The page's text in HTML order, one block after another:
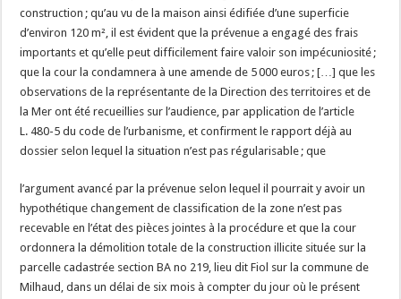
construction ; qu’au vu de la maison ainsi édifiée d’une superficie
d’environ 120 m², il est évident que la prévenue a engagé des frais
importants et qu’elle peut difficilement faire valoir son impécuniosité ;
que la cour la condamnera à une amende de 5 000 euros ; […] que les
observations de la représentante de la Direction des territoires et de
la Mer ont été recueillies sur l’audience, par application de l’article
L. 480-5 du code de l’urbanisme, et confirment le rapport déjà au
dossier selon lequel la situation n’est pas régularisable ; que
l’argument avancé par la prévenue selon lequel il pourrait y avoir un
hypothétique changement de classification de la zone n’est pas
recevable en l’état des pièces jointes à la procédure et que la cour
ordonnera la démolition totale de la construction illicite située sur la
parcelle cadastrée section BA no 219, lieu dit Fiol sur la commune de
Milhaud, dans un délai de six mois à compter du jour où le présent